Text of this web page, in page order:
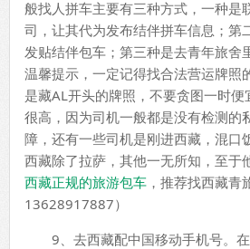
般找人拼车主要有三种方式，一种是
司，让其代为发布结伴拼车信息；第
发贴结伴包车；第三种是去青年旅舍
温馨提示，一定记得找合法营运牌照
是藏AL开头的牌照，不要贪图一时
很高，因为司机一般都是没有检测的
障，还有一些司机是刚进西藏，混口
西藏除了拉萨，其他一无所知，至于
西藏正规的旅游包车 ，推荐找西藏青
13628917887）
9、去西藏配中国移动手机号。在